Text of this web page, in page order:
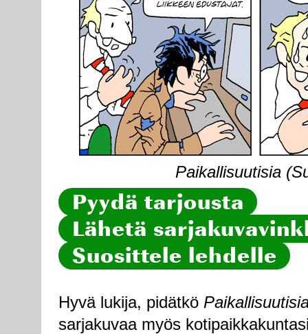
Paikallisuutisia
Pyydä tarjousta
Lähetä
Suosittele lehdelle
Hyvä lukija, pidätkö
sarjakuvaa myös